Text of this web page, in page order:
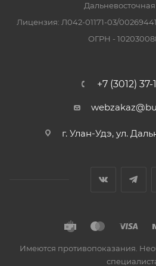
Дальневосточная
Лицензия: Л042-01171-03/
ОГРН -
+7 (3012) 37-
г. Улан-Удэ, ул.
Имеются противопоказания.